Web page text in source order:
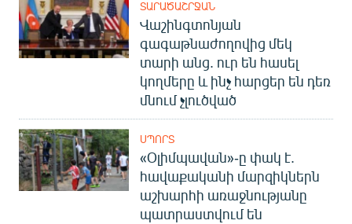
ՏԱՐԱԾԱՇՐՋԱՆ
Վաշինգտոնյան
գագաթնաժողովից մեկ
տարի անց. ուր են հասել
կողմերը և ինչ հարցեր են դեռ
մնում չլուծված
ՍՊՈՐՏ
«Օլիմպավան»-ը փակ է.
հավաքականի մարզիկներն
աշխարհի առաջնությանը
պատրաստվում են